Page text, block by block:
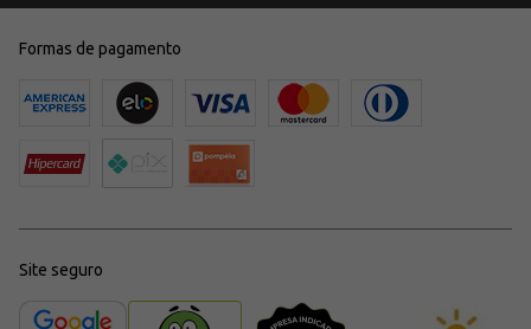
Formas de pagamento
Site seguro